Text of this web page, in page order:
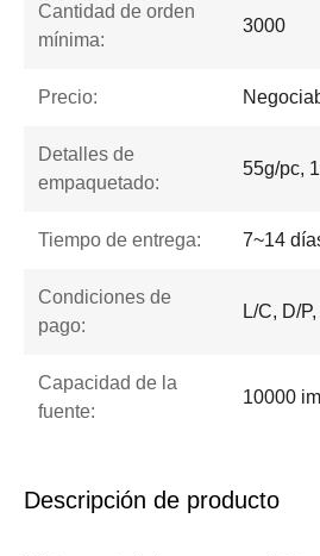
Cantidad de orden
mínima:
3000
Precio:
Detalles de
empaquetado:
55g/pc,
Tiempo de entrega: 7~14
Condiciones de
pago:
L/C, D/
Capacidad de la
fuente:
10000
Descripción de producto